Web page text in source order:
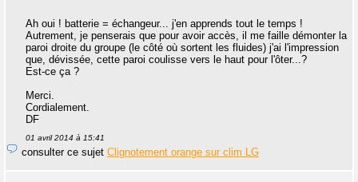
Ah oui ! batterie = échangeur... j'en apprends tout le temps !
Autrement, je penserais que pour avoir accès, il me faille démonter la
paroi droite du groupe (le côté où sortent les fluides) j'ai l'impression
que, dévissée, cette paroi coulisse vers le haut pour l'ôter...?
Est-ce ça ?
Merci.
Cordialement.
DF
01 avril 2014 à 15:41
consulter ce sujet Clignotement orange sur clim LG